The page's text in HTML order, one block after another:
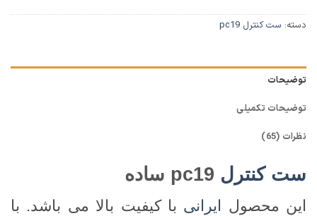
دسته: ست کنترل pc19
توضیحات
توضیحات تکمیلی
نظرات (65)
ست کنترل
این محصول ایرانی با کیفیت بالا می باشد. با